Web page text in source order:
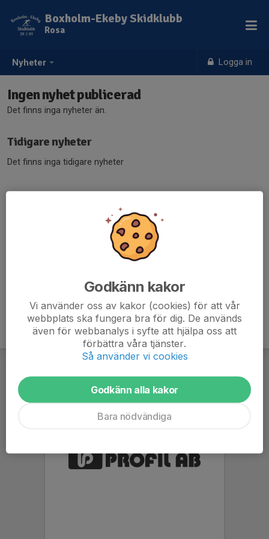
Nyheter Logga in
Boxholm-Ekeby Skidklubb
Rosa
Ingen nyhet publicerad
Det finns inga nyheter än.
Tidigare nyheter
Det finns inga tidigare nyheter
Godkänn kakor
Vi använder oss av kakor (cookies) för att vår
webbplats ska fungera bra för dig. De används
även för webbanalys i syfte att hjälpa oss att
förbättra våra tjänster.
Så använder vi cookies
Godkänn alla kakor
Bara nödvändiga